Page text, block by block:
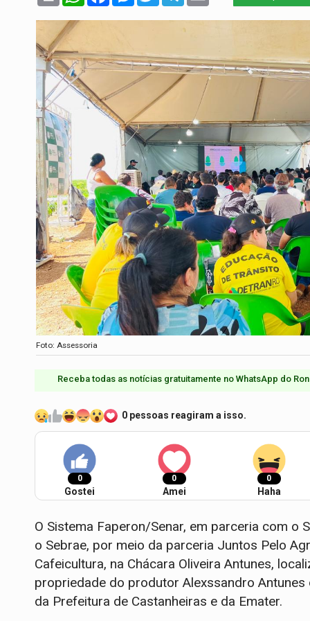
Foto: Assessoria
Receba todas as notícias gratuitamente no WhatsApp do
0 pessoas reagiram a isso.
0
Gostei
0
Amei
0
Haha
O Sistema Faperon/Senar, em parceria com o
o Sebrae, por meio da parceria Juntos Pelo
Cafeicultura, na Chácara Oliveira Antunes,
propriedade do produtor Alexssandro
da Prefeitura de Castanheiras e da Emater.